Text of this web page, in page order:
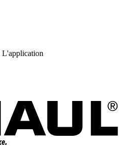
L'application